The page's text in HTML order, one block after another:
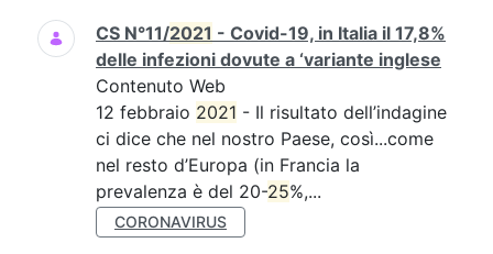
CS N°11/2021 - Covid-19, in Italia il 17,8%
delle infezioni dovute a ‘variante inglese
Contenuto Web
12 febbraio 2021 - Il risultato dell’indagine
ci dice che nel nostro Paese, così...come
nel resto d’Europa (in Francia la
prevalenza è del 20-25%,...
CORONAVIRUS